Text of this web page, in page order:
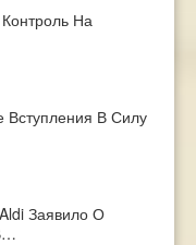
На
В Силу
Заявило О